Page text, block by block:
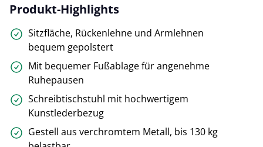
Produkt-Highlights
Sitzfläche, Rückenlehne und Armlehnen
bequem gepolstert
Mit bequemer Fußablage für angenehme
Ruhepausen
Schreibtischstuhl mit hochwertigem
Kunstlederbezug
Gestell aus verchromtem Metall, bis 130 kg